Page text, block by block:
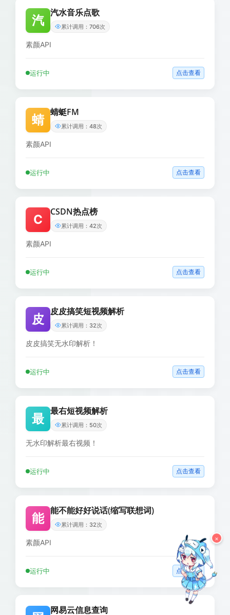
汽
汽水音乐点歌
累计调用：706次
素颜API
运行中 点击查看
蜻
蜻蜓FM
累计调用：48次
素颜API
运行中 点击查看
C
CSDN热点榜
累计调用：42次
素颜API
运行中 点击查看
皮
皮皮搞笑短视频解析
累计调用：32次
皮皮搞笑无水印解析！
运行中 点击查看
最
最右短视频解析
累计调用：50次
无水印解析最右视频！
运行中 点击查看
能
能不能好好说话(缩写联想词)
累计调用：32次
素颜API
运行中 点击查看
网易云信息查询
×